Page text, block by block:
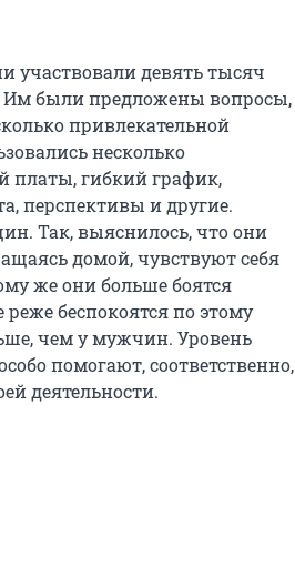
участвовали девять тысяч
были предложены вопросы,
привлекательной
несколько
платы, гибкий график,
перспективы и другие.
Так, выяснилось, что они
домой, чувствуют себя
же они больше боятся
беспокоятся по этому
чем у мужчин. Уровень
помогают, соответственно,
деятельности.